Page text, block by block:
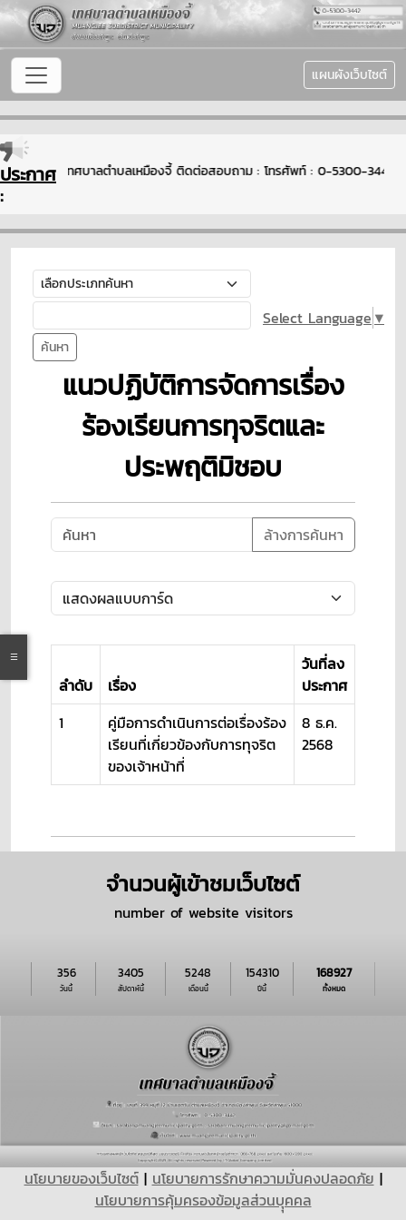
แผนผังเว็บไซต์
ประกาศ
:
นรับเข้าสู่เทศบาลตำบลเหมืองจี้ ติดต่อสอบถาม : โทรศัพท์ : 0-5300-3442
ค้นหา
Select Language ▼
แนวปฏิบัติการจัดการเรื่อง
ร้องเรียนการทุจริตและ
ประพฤติมิชอบ
ล้างการค้นหา
ลำดับ เรื่อง
วันที่ลง
ประกาศ
1
คู่มือการดำเนินการต่อเรื่องร้อง
เรียนที่เกี่ยวข้องกับการทุจริต
ของเจ้าหน้าที่
8 ธ.ค.
2568
จำนวนผู้เข้าชมเว็บไซต์
number of website visitors
วันนี้
356
สัปดาห์นี้
3405
เดือนนี้
5248
ปีนี้
154310
ทั้งหมด
168927
นโยบายของเว็บไซต์| นโยบายการรักษาความมั่นคงปลอดภัย |
นโยบายการคุ้มครองข้อมูลส่วนบุุคคล